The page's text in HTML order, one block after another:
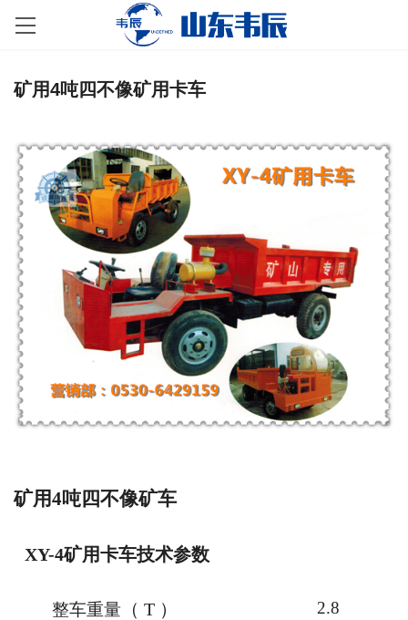
矿用4吨四不像矿用卡车
矿用4吨四不像矿车
XY-4矿用卡车技术参数
整车重量 （ T ） 2.8